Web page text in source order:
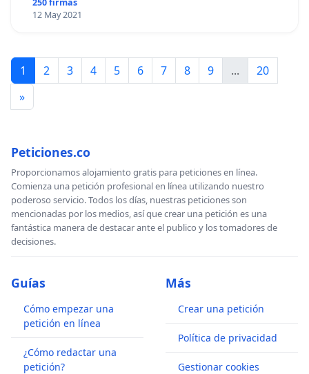
12 May 2021
1 2 3 4 5 6 7 8 9 ...
20
»
Peticiones.co
Proporcionamos alojamiento gratis para peticiones en línea.
Comienza una petición profesional en línea utilizando nuestro
poderoso servicio. Todos los días, nuestras peticiones son
mencionadas por los medios, así que crear una petición es una
fantástica manera de destacar ante el publico y los tomadores de
decisiones.
Guías
Cómo empezar una
petición en línea
¿Cómo redactar una
petición?
Más
Crear una petición
Política de privacidad
Gestionar cookies